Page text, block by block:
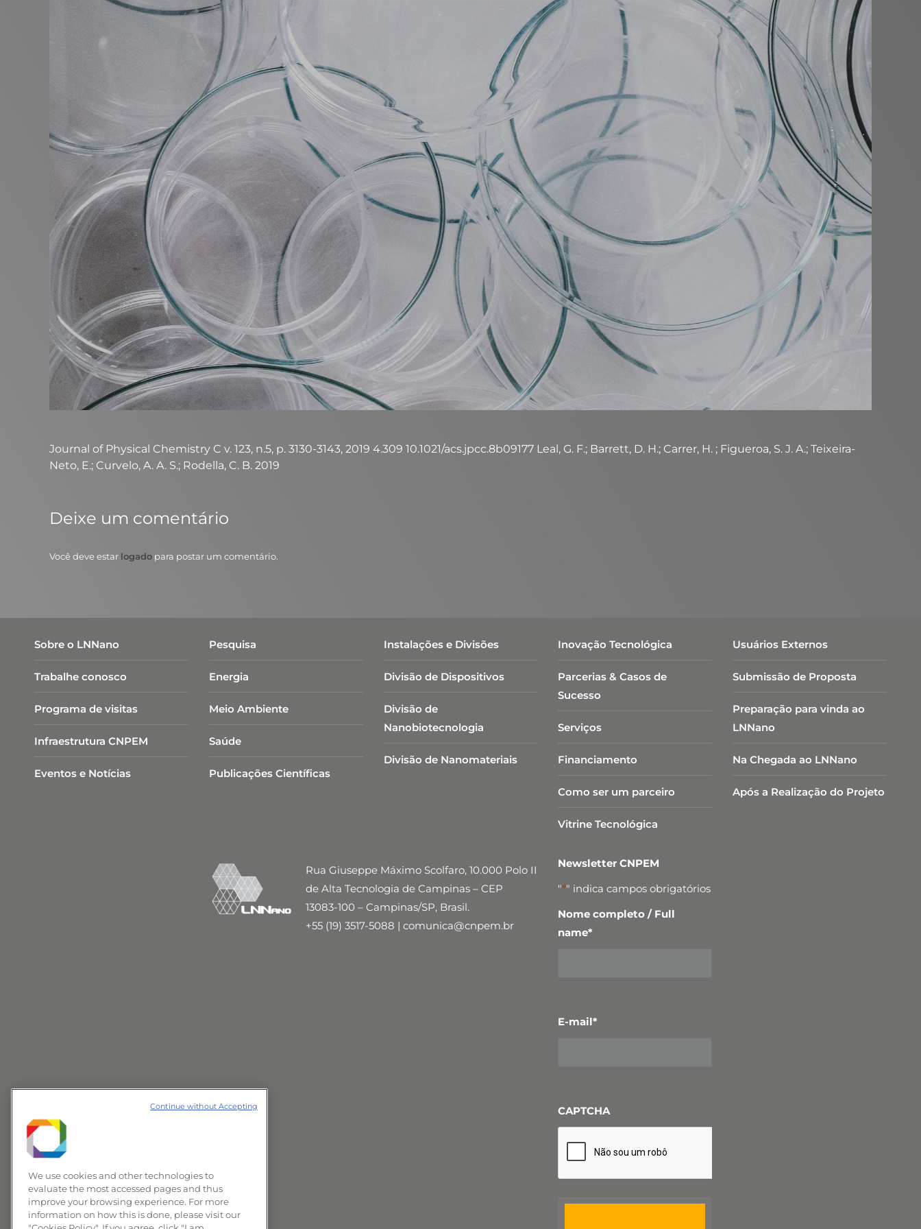
Journal of Physical Chemistry C v. 123, n.5, p. 3130-3143, 2019 4.309 10.1021/acs.jpcc.8b09177 Leal, G. F.; Barrett, D. H.; Carrer, H. ; Figueroa, S. J. A.; Teixeira-
Neto, E.; Curvelo, A. A. S.; Rodella, C. B. 2019
Deixe um comentário
Você deve estar logado para postar um comentário.
Sobre o LNNano
Trabalhe conosco
Programa de visitas
Infraestrutura CNPEM
Eventos e Notícias
Pesquisa
Energia
Meio Ambiente
Saúde
Publicações Científicas
Instalações e Divisões
Divisão de Dispositivos
Divisão de
Nanobiotecnologia​
Divisão de Nanomateriais
Inovação Tecnológica
Parcerias & Casos de
Sucesso
Serviços
Financiamento
Como ser um parceiro
Vitrine Tecnológica
Usuários Externos
Submissão de Proposta
Preparação para vinda ao
LNNano
Na Chegada ao LNNano
Após a Realização do Projeto
Rua Giuseppe Máximo Scolfaro, 10.000 Polo II
de Alta Tecnologia de Campinas – CEP
13083-100 – Campinas/SP, Brasil.
+55 (19) 3517-5088 | comunica@cnpem.br
Newsletter CNPEM
"*" indica campos obrigatórios
Nome completo / Full
name*
E-mail*
CAPTCHA
We use cookies and other technologies to
evaluate the most accessed pages and thus
improve your browsing experience. For more
information on how this is done, please visit our
Continue without Accepting